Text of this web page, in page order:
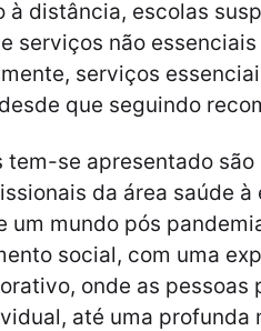
à distância, escolas
serviços não
serviços
que seguindo
tem-se apresentado
da área saúde
um mundo pós
social, com uma
onde as pessoas
até uma profunda